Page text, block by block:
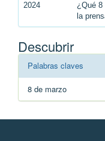
2024
¿Qué 8
la
Descubrir
Palabras claves
8 de marzo